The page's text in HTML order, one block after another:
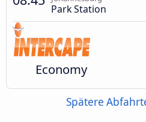
Park Station
Economy
Spätere